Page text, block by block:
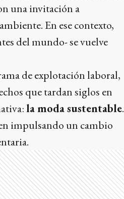
una invitación a
En ese contexto,
del mundo- se vuelve
de explotación laboral,
que tardan siglos en
la moda sustentable.
impulsando un cambio